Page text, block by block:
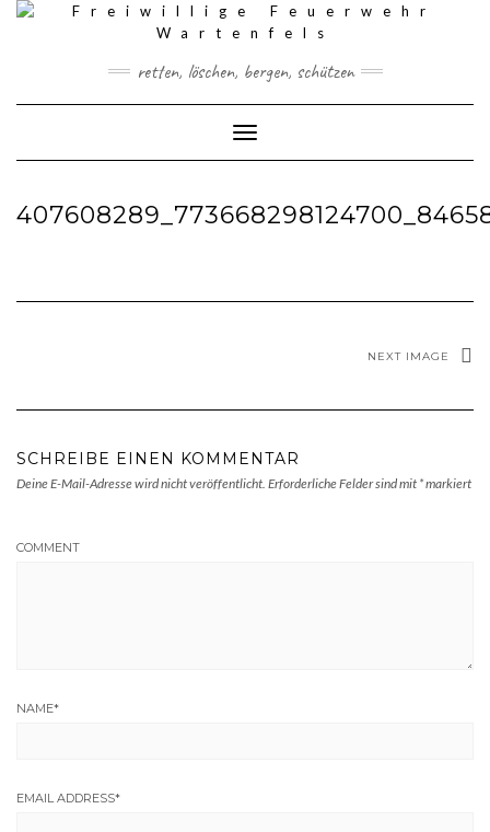
Skip
retten, löschen, bergen, schützen
Toggle Navigation
NEXT IMAGE
SCHREIBE EINEN KOMMENTAR
Deine E-Mail-Adresse wird nicht veröffentlicht. Erforderliche Felder sind mit *markiert
COMMENT
NAME*
EMAIL ADDRESS*